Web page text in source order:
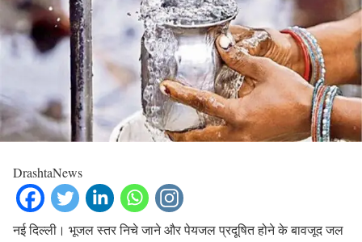
DrashtaNews
नई दिल्ली। भूजल स्तर निचे जाने और पेयजल प्रदूषित होने के बावजूद जल